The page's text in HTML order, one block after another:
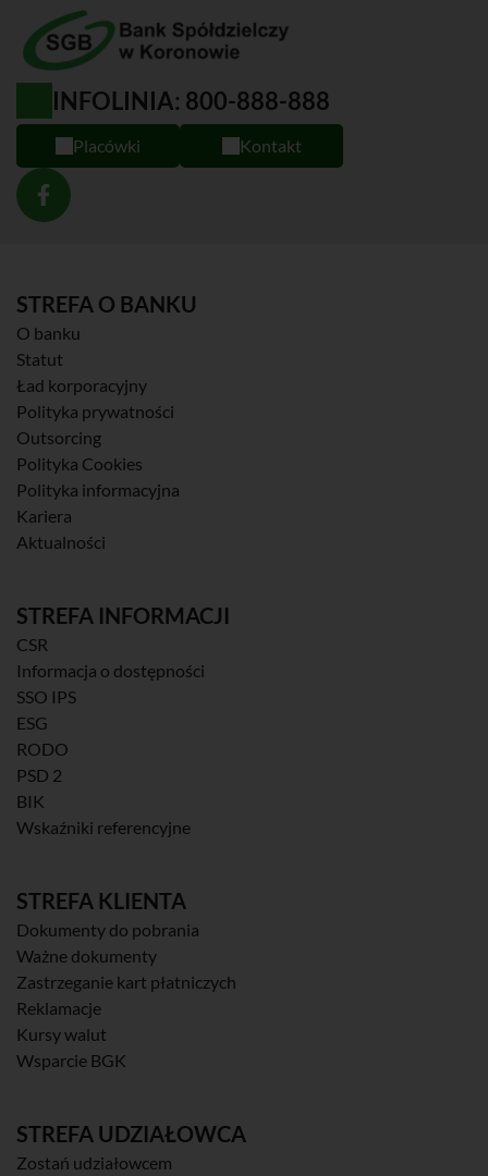
INFOLINIA: 800-888-888
Placówki Kontakt
STREFA O BANKU
O banku
Statut
Ład korporacyjny
Polityka prywatności
Outsorcing
Polityka Cookies
Polityka informacyjna
Kariera
Aktualności
STREFA INFORMACJI
CSR
Informacja o dostępności
SSO IPS
ESG
RODO
PSD 2
BIK
Wskaźniki referencyjne
STREFA KLIENTA
Dokumenty do pobrania
Ważne dokumenty
Zastrzeganie kart płatniczych
Reklamacje
Kursy walut
Wsparcie BGK
STREFA UDZIAŁOWCA
Zostań udziałowcem